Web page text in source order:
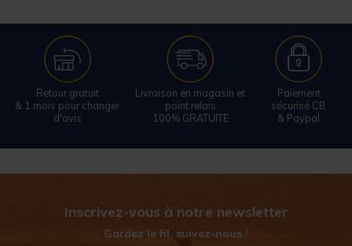
Retour gratuit
& 1 mois pour changer
d'avis
Livraison en magasin et
point relais
100% GRATUITE
Paiement
sécurisé CB
& Paypal
Inscrivez-vous à notre newsletter
Gardez le fil, suivez-nous !